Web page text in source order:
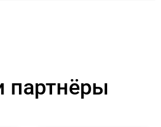
партнёры